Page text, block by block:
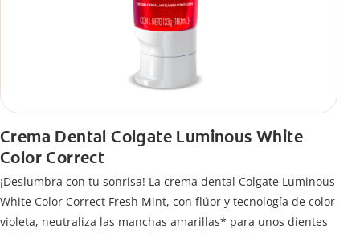
Crema Dental Colgate Luminous White
Color Correct
¡Deslumbra con tu sonrisa! La crema dental Colgate Luminous
White Color Correct Fresh Mint, con flúor y tecnología de color
violeta, neutraliza las manchas amarillas* para unos dientes